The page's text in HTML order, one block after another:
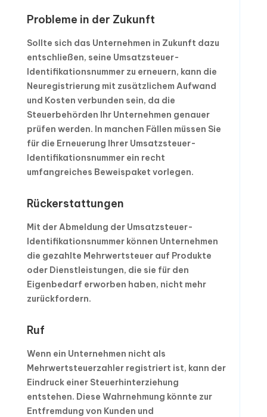
Probleme in der Zukunft
Sollte sich das Unternehmen in Zukunft dazu
entschließen, seine Umsatzsteuer-
Identifikationsnummer zu erneuern, kann die
Neuregistrierung mit zusätzlichem Aufwand
und Kosten verbunden sein, da die
Steuerbehörden Ihr Unternehmen genauer
prüfen werden. In manchen Fällen müssen Sie
für die Erneuerung Ihrer Umsatzsteuer-
Identifikationsnummer ein recht
umfangreiches Beweispaket vorlegen.
Rückerstattungen
Mit der Abmeldung der Umsatzsteuer-
Identifikationsnummer können Unternehmen
die gezahlte Mehrwertsteuer auf Produkte
oder Dienstleistungen, die sie für den
Eigenbedarf erworben haben, nicht mehr
zurückfordern.
Ruf
Wenn ein Unternehmen nicht als
Mehrwertsteuerzahler registriert ist, kann der
Eindruck einer Steuerhinterziehung
entstehen. Diese Wahrnehmung könnte zur
Entfremdung von Kunden und